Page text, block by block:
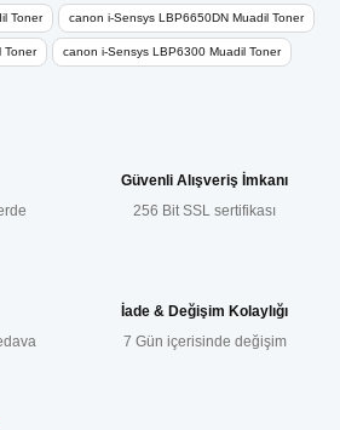
veya görüntülenemiyor.
bilgiler bulunuyor.
Toner canon i-Sensys LBP6650DN Muadil Toner
Toner canon i-Sensys LBP6300 Muadil Toner
Güvenli Alışveriş İmkanı
256 Bit SSL sertifikası
İade & Değişim Kolaylığı
7 Gün içerisinde değişim